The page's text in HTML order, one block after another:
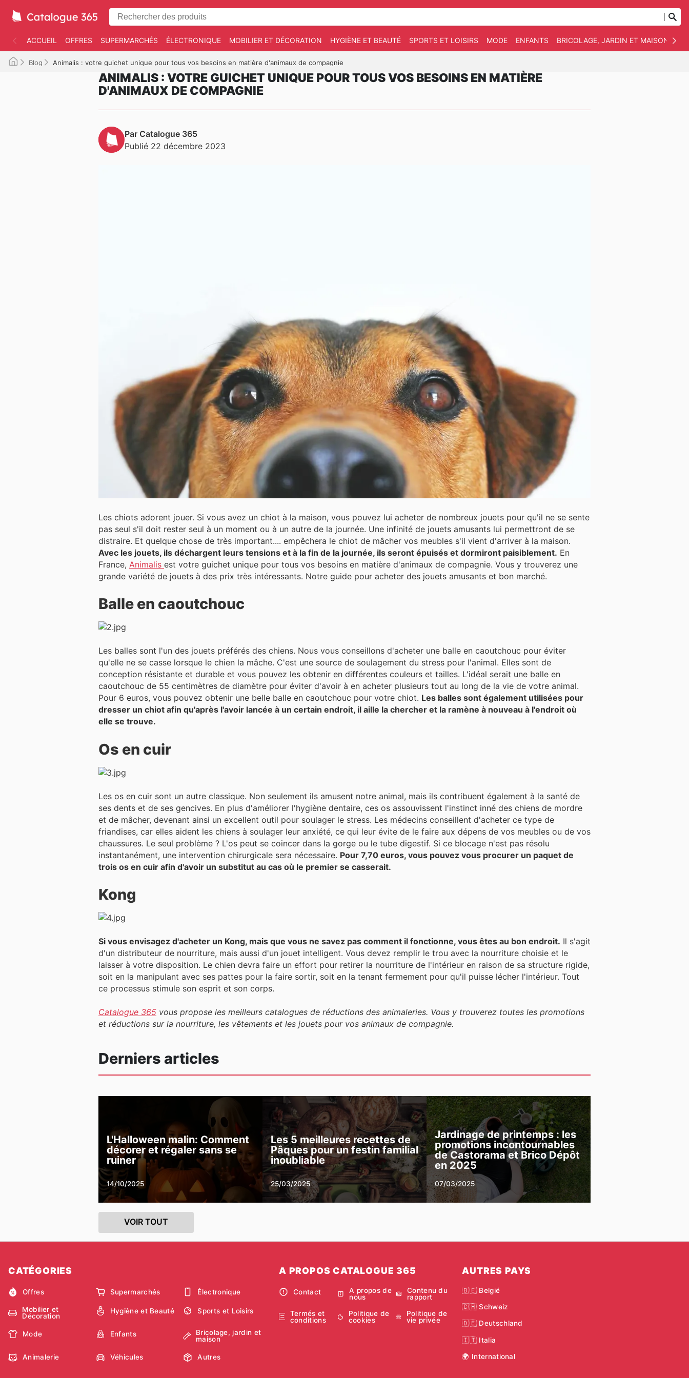
ACCUEIL OFFRES SUPERMARCHÉS ÉLECTRONIQUE MOBILIER ET DÉCORATION HYGIÈNE ET BEAUTÉ SPORTS ET LOISIRS MODE ENFANTS BRICOLAGE, JARDIN ET MAISON
Blog Animalis : votre guichet unique pour tous vos besoins en matière d'animaux de compagnie
ANIMALIS : VOTRE GUICHET UNIQUE POUR TOUS VOS BESOINS EN MATIÈRE
D'ANIMAUX DE COMPAGNIE
Par Catalogue 365
Publié 22 décembre 2023
Les chiots adorent jouer. Si vous avez un chiot à la maison, vous pouvez lui acheter de nombreux jouets pour qu'il ne se sente
pas seul s'il doit rester seul à un moment ou à un autre de la journée. Une infinité de jouets amusants lui permettront de se
distraire. Et quelque chose de très important.... empêchera le chiot de mâcher vos meubles s'il vient d'arriver à la maison.
Avec les jouets, ils déchargent leurs tensions et à la fin de la journée, ils seront épuisés et dormiront paisiblement. En
France, Animalis est votre guichet unique pour tous vos besoins en matière d'animaux de compagnie. Vous y trouverez une
grande variété de jouets à des prix très intéressants. Notre guide pour acheter des jouets amusants et bon marché.
Balle en caoutchouc
Les balles sont l'un des jouets préférés des chiens. Nous vous conseillons d'acheter une balle en caoutchouc pour éviter
qu'elle ne se casse lorsque le chien la mâche. C'est une source de soulagement du stress pour l'animal. Elles sont de
conception résistante et durable et vous pouvez les obtenir en différentes couleurs et tailles. L'idéal serait une balle en
caoutchouc de 55 centimètres de diamètre pour éviter d'avoir à en acheter plusieurs tout au long de la vie de votre animal.
Pour 6 euros, vous pouvez obtenir une belle balle en caoutchouc pour votre chiot. Les balles sont également utilisées pour
dresser un chiot afin qu'après l'avoir lancée à un certain endroit, il aille la chercher et la ramène à nouveau à l'endroit où
elle se trouve.
Os en cuir
Les os en cuir sont un autre classique. Non seulement ils amusent notre animal, mais ils contribuent également à la santé de
ses dents et de ses gencives. En plus d'améliorer l'hygiène dentaire, ces os assouvissent l'instinct inné des chiens de mordre
et de mâcher, devenant ainsi un excellent outil pour soulager le stress. Les médecins conseillent d'acheter ce type de
friandises, car elles aident les chiens à soulager leur anxiété, ce qui leur évite de le faire aux dépens de vos meubles ou de vos
chaussures. Le seul problème ? L'os peut se coincer dans la gorge ou le tube digestif. Si ce blocage n'est pas résolu
instantanément, une intervention chirurgicale sera nécessaire. Pour 7,70 euros, vous pouvez vous procurer un paquet de
trois os en cuir afin d'avoir un substitut au cas où le premier se casserait.
Kong
Si vous envisagez d'acheter un Kong, mais que vous ne savez pas comment il fonctionne, vous êtes au bon endroit. Il s'agit
d'un distributeur de nourriture, mais aussi d'un jouet intelligent. Vous devez remplir le trou avec la nourriture choisie et le
laisser à votre disposition. Le chien devra faire un effort pour retirer la nourriture de l'intérieur en raison de sa structure rigide,
soit en la manipulant avec ses pattes pour la faire sortir, soit en la tenant fermement pour qu'il puisse lécher l'intérieur. Tout
ce processus stimule son esprit et son corps.
Catalogue 365 vous propose les meilleurs catalogues de réductions des animaleries. Vous y trouverez toutes les promotions
et réductions sur la nourriture, les vêtements et les jouets pour vos animaux de compagnie.
Derniers articles
L'Halloween malin: Comment
décorer et régaler sans se
ruiner
14/10/2025
Les 5 meilleures recettes de
Pâques pour un festin familial
inoubliable
25/03/2025
Jardinage de printemps : les
promotions incontournables
de Castorama et Brico Dépôt
en 2025
07/03/2025
VOIR TOUT
CATÉGORIES
Offres Supermarchés Électronique
Mobilier et
Décoration
Hygiène et Beauté Sports et Loisirs
Mode Enfants
Bricolage, jardin et
maison
Animalerie Véhicules Autres
A PROPOS CATALOGUE 365
Contact
A propos de
nous
Contenu du
rapport
Termés et
conditions
Politique de
cookies
Politique de
vie privée
AUTRES PAYS
🇧🇪 België
🇨🇭 Schweiz
🇩🇪 Deutschland
🇮🇹 Italia
🌍 International